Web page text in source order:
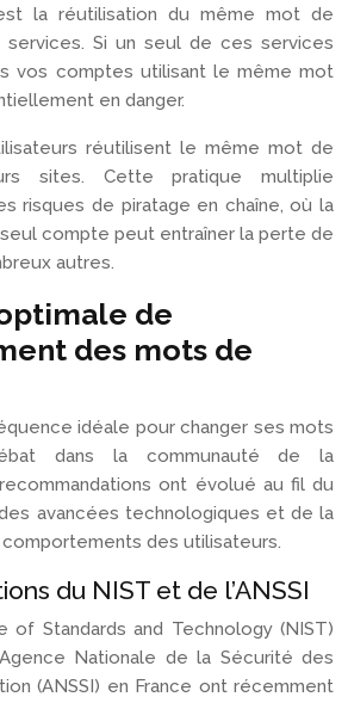
la réutilisation du même mot de
services. Si un seul de ces services
vos comptes utilisant le même mot
en danger.
réutilisent le même mot de
sites. Cette pratique multiplie
risques de piratage en chaîne, où la
seul compte peut entraîner la perte de
autres.
de
des mots de
idéale pour changer ses mots
dans la communauté de la
ont évolué au fil du
avancées technologiques et de la
des utilisateurs.
du NIST et de l’ANSSI
of Standards and Technology (NIST)
Nationale de la Sécurité des
(ANSSI) en France ont récemment